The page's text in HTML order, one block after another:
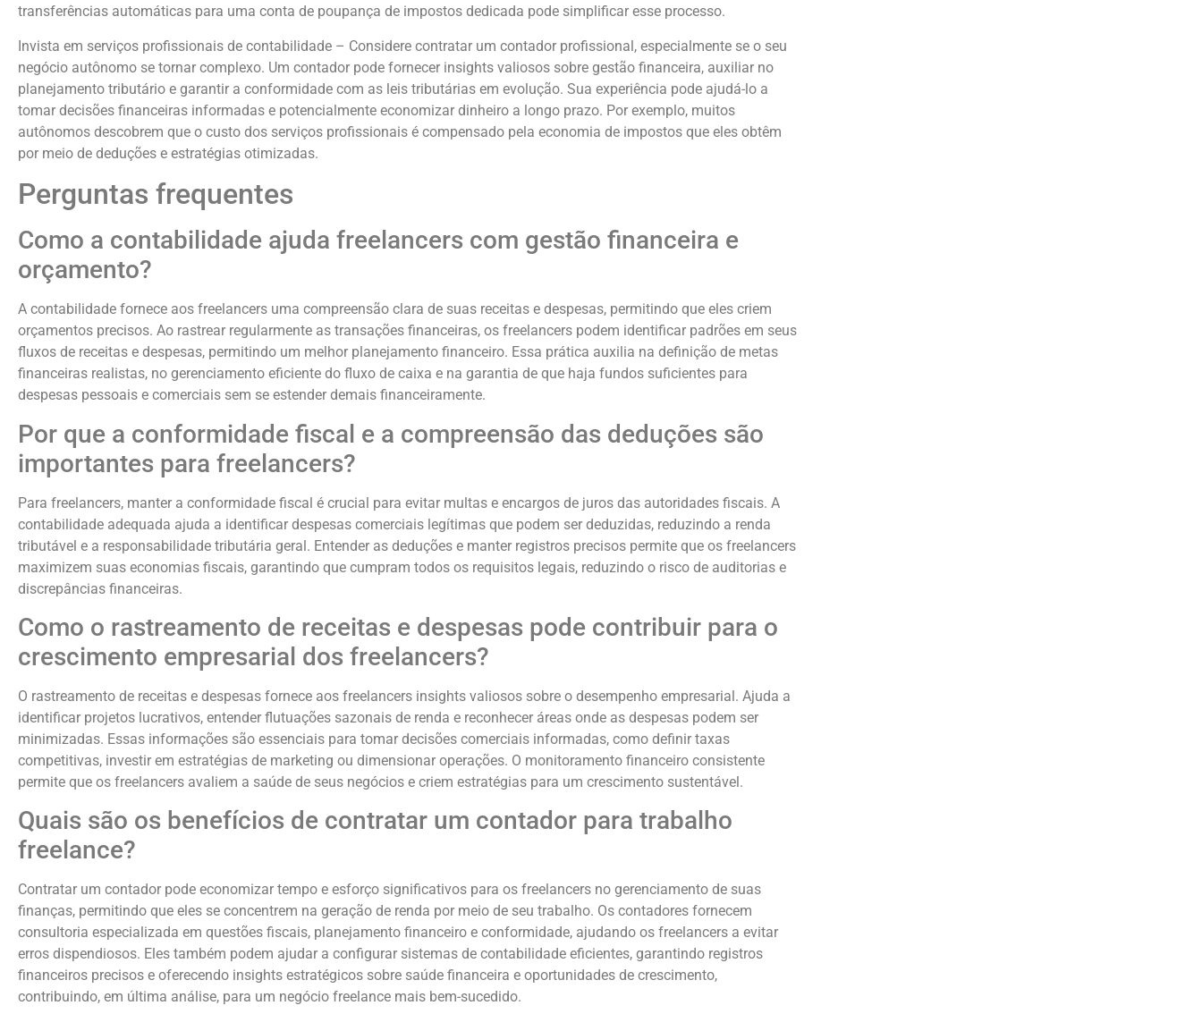
transferências automáticas para uma conta de poupança de impostos dedicada pode simplificar esse processo.
Invista em serviços profissionais de contabilidade – Considere contratar um contador profissional, especialmente se o seu
negócio autônomo se tornar complexo. Um contador pode fornecer insights valiosos sobre gestão financeira, auxiliar no
planejamento tributário e garantir a conformidade com as leis tributárias em evolução. Sua experiência pode ajudá-lo a
tomar decisões financeiras informadas e potencialmente economizar dinheiro a longo prazo. Por exemplo, muitos
autônomos descobrem que o custo dos serviços profissionais é compensado pela economia de impostos que eles obtêm
por meio de deduções e estratégias otimizadas.
Perguntas frequentes
Como a contabilidade ajuda freelancers com gestão financeira e
orçamento?
A contabilidade fornece aos freelancers uma compreensão clara de suas receitas e despesas, permitindo que eles criem
orçamentos precisos. Ao rastrear regularmente as transações financeiras, os freelancers podem identificar padrões em seus
fluxos de receitas e despesas, permitindo um melhor planejamento financeiro. Essa prática auxilia na definição de metas
financeiras realistas, no gerenciamento eficiente do fluxo de caixa e na garantia de que haja fundos suficientes para
despesas pessoais e comerciais sem se estender demais financeiramente.
Por que a conformidade fiscal e a compreensão das deduções são
importantes para freelancers?
Para freelancers, manter a conformidade fiscal é crucial para evitar multas e encargos de juros das autoridades fiscais. A
contabilidade adequada ajuda a identificar despesas comerciais legítimas que podem ser deduzidas, reduzindo a renda
tributável e a responsabilidade tributária geral. Entender as deduções e manter registros precisos permite que os freelancers
maximizem suas economias fiscais, garantindo que cumpram todos os requisitos legais, reduzindo o risco de auditorias e
discrepâncias financeiras.
Como o rastreamento de receitas e despesas pode contribuir para o
crescimento empresarial dos freelancers?
O rastreamento de receitas e despesas fornece aos freelancers insights valiosos sobre o desempenho empresarial. Ajuda a
identificar projetos lucrativos, entender flutuações sazonais de renda e reconhecer áreas onde as despesas podem ser
minimizadas. Essas informações são essenciais para tomar decisões comerciais informadas, como definir taxas
competitivas, investir em estratégias de marketing ou dimensionar operações. O monitoramento financeiro consistente
permite que os freelancers avaliem a saúde de seus negócios e criem estratégias para um crescimento sustentável.
Quais são os benefícios de contratar um contador para trabalho
freelance?
Contratar um contador pode economizar tempo e esforço significativos para os freelancers no gerenciamento de suas
finanças, permitindo que eles se concentrem na geração de renda por meio de seu trabalho. Os contadores fornecem
consultoria especializada em questões fiscais, planejamento financeiro e conformidade, ajudando os freelancers a evitar
erros dispendiosos. Eles também podem ajudar a configurar sistemas de contabilidade eficientes, garantindo registros
financeiros precisos e oferecendo insights estratégicos sobre saúde financeira e oportunidades de crescimento,
contribuindo, em última análise, para um negócio freelance mais bem-sucedido.